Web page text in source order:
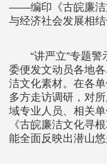
——编印《古皖廉洁
与经济社会发展相结
“讲严立”专题
委便发文动员各地
洁文化素材。在各
多方走访调研，对
域专业人员、相关
《古皖廉洁文化寻
能全面反映出潜山